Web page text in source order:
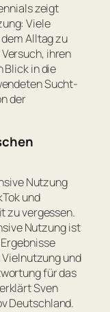
zeigt
Viele
Alltag zu
ihren
Blick in die
Sucht-
der
Nutzung
und
zu vergessen.
Nutzung ist
und
für das
Sven
Deutschland.